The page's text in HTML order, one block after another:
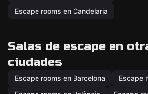
Escape rooms en Candelaria
Salas de escape en
ciudades
Escape rooms en Barcelona
Escape